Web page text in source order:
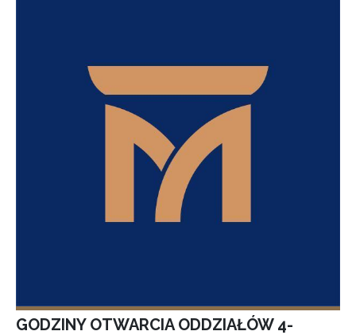
GODZINY OTWARCIA ODDZIAŁÓW 4-